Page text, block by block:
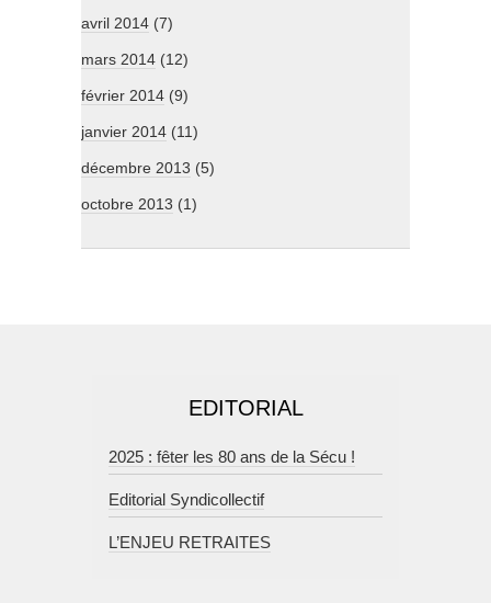
avril 2014 (7)
mars 2014 (12)
février 2014 (9)
janvier 2014 (11)
décembre 2013 (5)
octobre 2013 (1)
EDITORIAL
2025 : fêter les 80 ans de la Sécu !
Editorial Syndicollectif
L’ENJEU RETRAITES